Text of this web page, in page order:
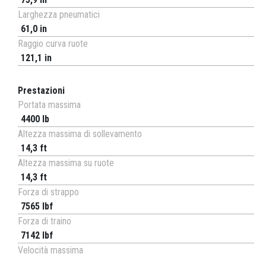
Larghezza pneumatici
61,0 in
Raggio curva ruote
121,1 in
Prestazioni
Portata massima
4400 lb
Altezza massima di sollevamento
14,3 ft
Altezza massima su ruote
14,3 ft
Forza di strappo
7565 lbf
Forza di traino
7142 lbf
Velocità massima